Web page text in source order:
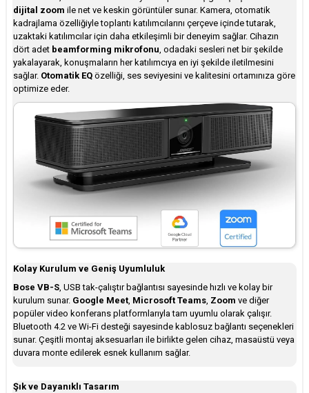
dijital zoom ile net ve keskin görüntüler sunar. Kamera, otomatik
kadrajlama özelliğiyle toplantı katılımcılarını çerçeve içinde tutarak,
uzaktaki katılımcılar için daha etkileşimli bir deneyim sağlar. Cihazın
dört adet beamforming mikrofonu , odadaki sesleri net bir şekilde
yakalayarak, konuşmaların her katılımcıya en iyi şekilde iletilmesini
sağlar. Otomatik EQ özelliği, ses seviyesini ve kalitesini ortamınıza göre
optimize eder.
Kolay Kurulum ve Geniş Uyumluluk
Bose VB-S, USB tak-çalıştır bağlantısı sayesinde hızlı ve kolay bir
kurulum sunar. Google Meet, Microsoft Teams, Zoom ve diğer
popüler video konferans platformlarıyla tam uyumlu olarak çalışır.
Bluetooth 4.2 ve Wi-Fi desteği sayesinde kablosuz bağlantı seçenekleri
sunar. Çeşitli montaj aksesuarları ile birlikte gelen cihaz, masaüstü veya
duvara monte edilerek esnek kullanım sağlar.
Şık ve Dayanıklı Tasarım